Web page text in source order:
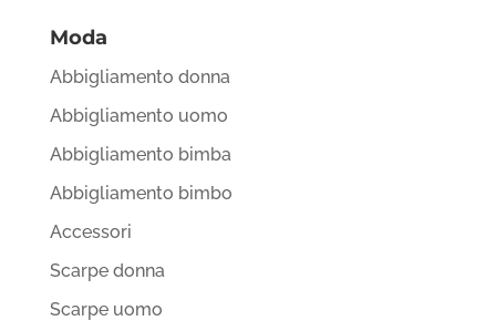
Moda
Abbigliamento donna
Abbigliamento uomo
Abbigliamento bimba
Abbigliamento bimbo
Accessori
Scarpe donna
Scarpe uomo